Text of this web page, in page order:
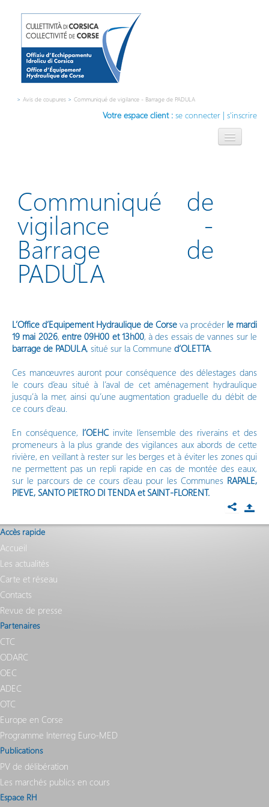
> Avis de coupures > Communiqué de vigilance - Barrage de PADULA
Votre espace client : se connecter | s'inscrire
Compétences
Communiqué de
vigilance -
Barrage de
PADULA
L’Office d’Equipement Hydraulique de Corse va procéder le mardi
19 mai 2026, entre 09H00 et 13h00, à des essais de vannes sur le
barrage de PADULA, situé sur la Commune d’OLETTA.
Ces manœuvres auront pour conséquence des délestages dans
le cours d’eau situé à l’aval de cet aménagement hydraulique
jusqu’à la mer, ainsi qu’une augmentation graduelle du débit de
ce cours d’eau.
En conséquence, l’OEHCinvite l’ensemble des riverains et des
promeneurs à la plus grande des vigilances aux abords de cette
rivière, en veillant à rester sur les berges et à éviter les zones qui
ne permettent pas un repli rapide en cas de montée des eaux,
sur le parcours de ce cours d’eau pour les Communes RAPALE,
PIEVE, SANTO PIETRO DI TENDA et SAINT-FLORENT.
Accès rapide
Accueil
Les actualités
Carte et réseau
Contacts
Revue de presse
Partenaires
CTC
ODARC
OEC
ADEC
OTC
Europe en Corse
Programme Interreg Euro-MED
Publications
PV de délibération
Les marchés publics en cours
Espace RH